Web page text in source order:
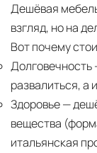
Дешёвая
взгляд, но на
Вот почему
Долговечность
развалиться, а
Здоровье—
вещества
итальянская